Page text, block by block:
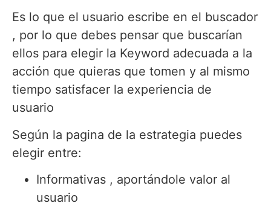
Es lo que el usuario escribe en el buscador
, por lo que debes pensar que buscarían
ellos para elegir la Keyword adecuada a la
acción que quieras que tomen y al mismo
tiempo satisfacer la experiencia de
usuario
Según la pagina de la estrategia puedes
elegir entre:
Informativas , aportándole valor al
usuario